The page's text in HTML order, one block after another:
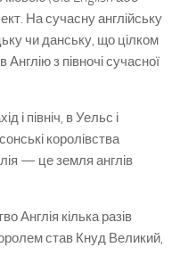
На сучасну англійську
чи данську, що цілком
з півночі сучасної
і північ, в Уельс і
королівства
— це земля англів
Англія кілька разів
став Кнуд Великий,